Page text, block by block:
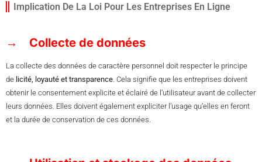
Implication De La Loi Pour Les Entreprises En Ligne
Collecte de données
La collecte des données de caractère personnel doit respecter le principe
de licité, loyauté et transparence . Cela signifie que les entreprises doivent
obtenir le consentement explicite et éclairé de l’utilisateur avant de collecter
leurs données. Elles doivent également expliciter l’usage qu’elles en feront
et la durée de conservation de ces données.